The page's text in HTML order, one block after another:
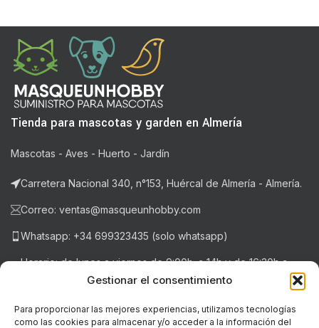
Gestionar el consentimiento
Para proporcionar las mejores experiencias, utilizamos tecnologías
como las cookies para almacenar y/o acceder a la información del
Tienda para mascotas y garden en Almería
Mascotas - Aves - Huerto - Jardín
Carretera Nacional 340, n°153, Huércal de Almería - Almería.
Correo: ventas@masqueunhobby.com
Whatsapp: +34 699323435 (solo whatsapp)
Horario: de lunes a viernes de 9:00h. a 14h y de 16:30h a
20:30h . Sábados de 9:00h a 14:00h.